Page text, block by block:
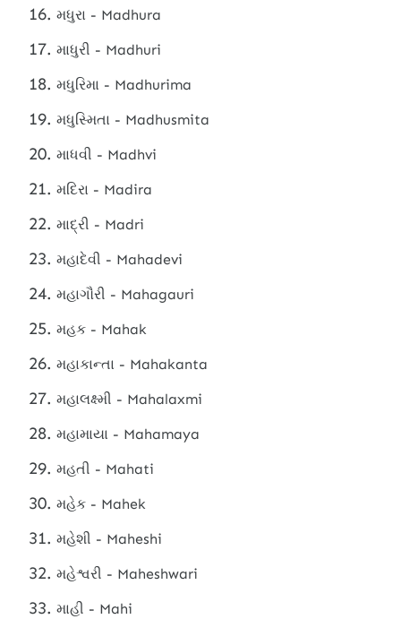
મધુરા - Madhura
માધુરી - Madhuri
મધુરિમા - Madhurima
મધુસ્મિતા - Madhusmita
માધવી - Madhvi
મદિરા - Madira
માદ્રી - Madri
મહાદેવી - Mahadevi
મહાગૌરી - Mahagauri
મહક - Mahak
મહાકાન્તા - Mahakanta
મહાલક્ષ્મી - Mahalaxmi
મહામાયા - Mahamaya
મહતી - Mahati
મહેક - Mahek
મહેશી - Maheshi
મહેશ્વરી - Maheshwari
માહી - Mahi